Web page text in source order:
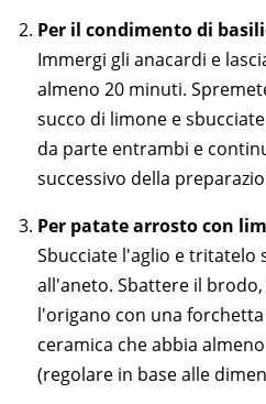
Per il condimento di
Immergi gli anacardi e
almeno 20 minuti.
succo di limone e
da parte entrambi e
successivo della
Per patate arrosto con
Sbucciate l'aglio e tritatelo
all'aneto. Sbattere il
l'origano con una
ceramica che abbia
(regolare in base alle